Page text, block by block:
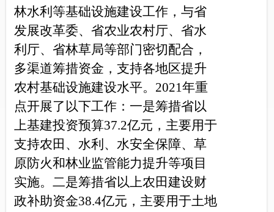
林水利等基础设施建设工作，与省
发展改革委、省农业农村厅、省水
利厅、省林草局等部门密切配合，
多渠道筹措资金，支持各地区提升
农村基础设施建设水平。2021年重
点开展了以下工作： 一是筹措省以
上基建投资预算37.2亿元，主要用于
支持农田、水利、水安全保障、草
原防火和林业监管能力提升等项目
实施。 二是筹措省以上农田建设财
政补助资金38.4亿元，主要用于土地